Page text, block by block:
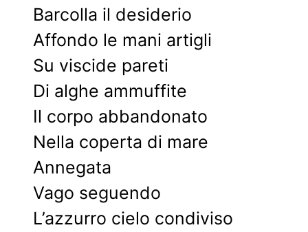
Barcolla il desiderio
Affondo le mani artigli
Su viscide pareti
Di alghe ammuffite
Il corpo abbandonato
Nella coperta di mare
Annegata
Vago seguendo
L’azzurro cielo condiviso